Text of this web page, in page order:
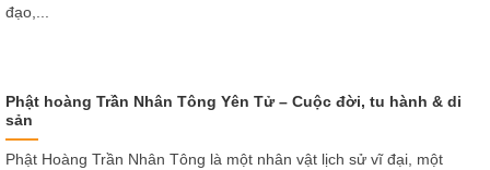
đạo,...
Phật hoàng Trần Nhân Tông Yên Tử – Cuộc đời, tu hành & di
sản
Phật Hoàng Trần Nhân Tông là một nhân vật lịch sử vĩ đại, một